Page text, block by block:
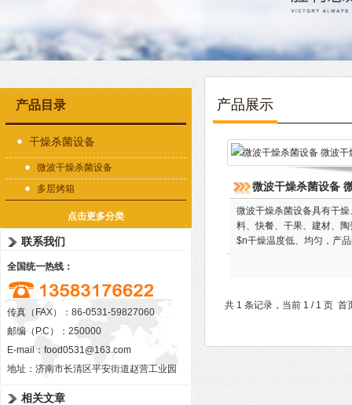
产品目录
干燥杀菌设备
微波干燥杀菌设备
多层烤箱
点击更多分类
联系我们
全国统一热线：
传真（FAX）：86-0531-59827060
邮编（P.C）：250000
E-mail： food0531@163.com
地址：济南市长清区平安街道赵营工业园
相关文章
产品展示
微波干燥杀菌设备
微波干燥杀菌设备具有干
料、快餐、干果、建材、
$n干燥温度低、均匀，产
共 1 条记录，当前 1 / 1 页